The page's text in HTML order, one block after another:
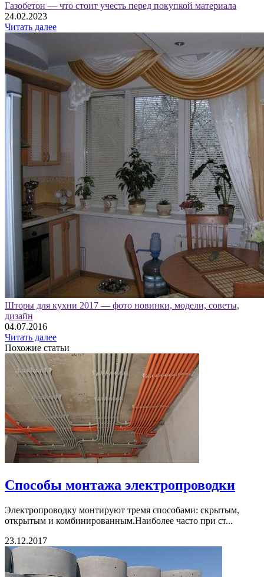
Газобетон — что стоит учесть перед покупкой материала
24.02.2023
Читать далее
Шторы для кухни 2017 — фото новинки, модели, советы,
дизайн
04.07.2016
Читать далее
Похожие статьи
Способы монтажа электропроводки
Электропроводку монтируют тремя способами: скрытым,
открытым и комбинированным.Наиболее часто при ст...
23.12.2017